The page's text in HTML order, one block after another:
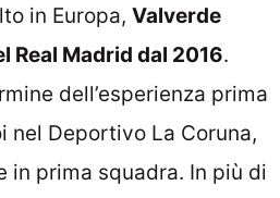
in Europa, Valverde
Real Madrid dal 2016.
dell’esperienza prima
nel Deportivo La Coruna,
in prima squadra. In più di